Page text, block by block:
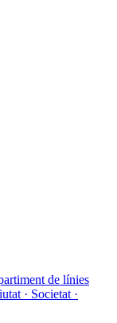
de línies
· Societat ·